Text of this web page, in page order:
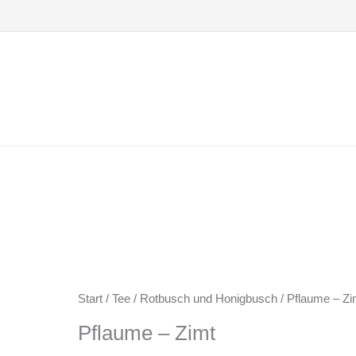
Inhalt
Start /Tee / Rotbusch und Honigbusch / Pflaume –
Pflaume – Zimt